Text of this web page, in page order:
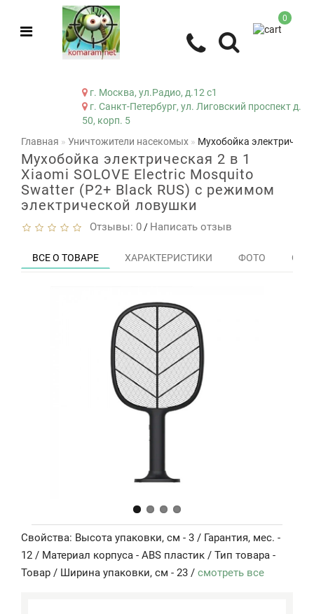
0
г. Москва, ул.Радио, д.12 с1
г. Санкт-Петербург, ул. Лиговский проспект д.
50, корп. 5
Главная
Уничтожители насекомых Мухобойка
Мухобойка электрическая 2 в 1
Xiaomi SOLOVE Electric Mosquito
Swatter (P2+ Black RUS) с режимом
электрической ловушки
Отзывы: 0 / Написать отзыв
ВСЕ О ТОВАРЕ ХАРАКТЕРИСТИКИ ФОТО
Свойства: Высота упаковки, см - 3 / Гарантия, мес. -
12 / Материал корпуса - ABS пластик / Тип товара -
Товар / Ширина упаковки, см - 23 / смотреть все